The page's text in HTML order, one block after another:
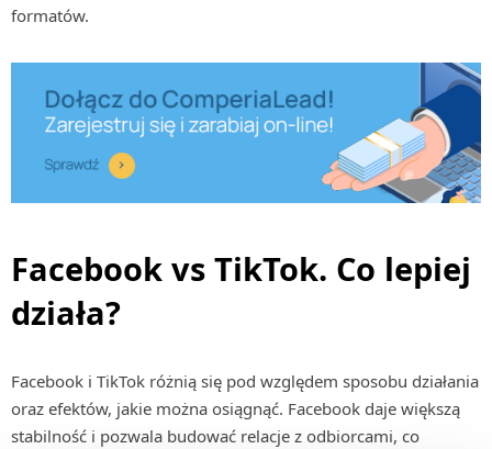
formatów.
Facebook vs TikTok. Co lepiej
działa?
Facebook i TikTok różnią się pod względem sposobu działania
oraz efektów, jakie można osiągnąć. Facebook daje większą
stabilność i pozwala budować relacje z odbiorcami, co